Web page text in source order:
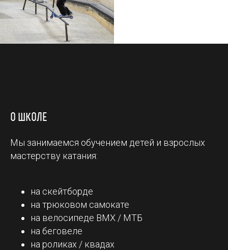
о школе
Мы занимаемся обучением детей и взрослых
мастерству катания:
на скейтборде
на трюковом самокате
на велосипеде BMX / МТБ
на беговеле
на роликах / квадах